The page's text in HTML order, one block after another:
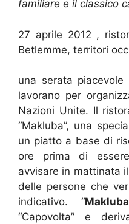
familiare e il classico
27 aprile 2012 ,
Betlemme, territori
una serata
lavorano per
Nazioni Unite. Il
“Makluba”, una
un piatto a base di
ore prima di
avvisare in mattinata
delle persone che
indicativo. “
“Capovolta” e